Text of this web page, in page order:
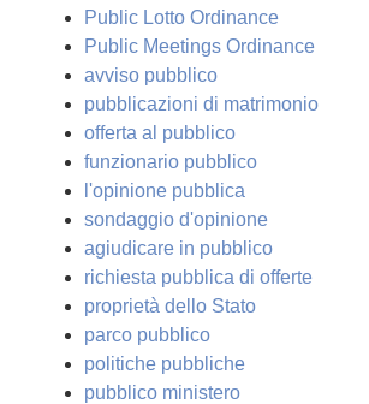
Public Lotto Ordinance
Public Meetings Ordinance
avviso pubblico
pubblicazioni di matrimonio
offerta al pubblico
funzionario pubblico
l'opinione pubblica
sondaggio d'opinione
agiudicare in pubblico
richiesta pubblica di offerte
proprietà dello Stato
parco pubblico
politiche pubbliche
pubblico ministero